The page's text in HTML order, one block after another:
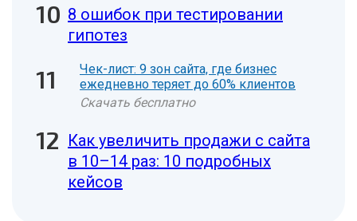
8 ошибок при тестировании
гипотез
Чек-лист: 9 зон сайта, где бизнес
ежедневно теряет до 60% клиентов
Скачать бесплатно
Как увеличить продажи с сайта
в 10–14 раз: 10 подробных
кейсов